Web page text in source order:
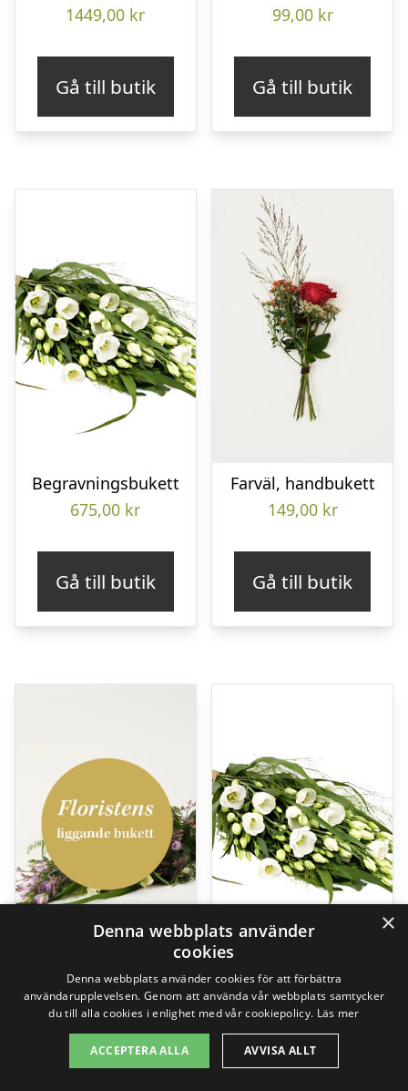
1449,00 kr
Gå till butik
99,00 kr
Gå till butik
Begravningsbukett
675,00 kr
Gå till butik
Farväl, handbukett
149,00 kr
Gå till butik
Floristens liggande bukett
499,00kr
Gå till butik
695,00kr
Gå till butik
×
Denna webbplats använder
cookies
Denna webbplats använder cookies för att förbättra
användarupplevelsen. Genom att använda vår webbplats samtycker
du till alla cookies i enlighet med vår cookiepolicy. Läs mer
ACCEPTERA ALLA AVVISA ALLT